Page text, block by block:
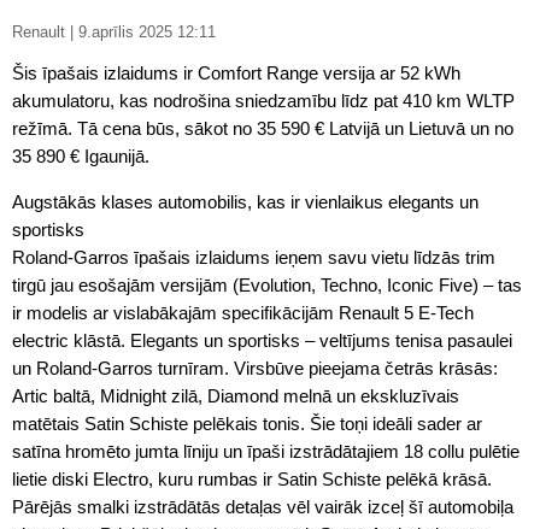
Renault | 9.aprīlis 2025 12:11
Šis īpašais izlaidums ir Comfort Range versija ar 52 kWh
akumulatoru, kas nodrošina sniedzamību līdz pat 410 km WLTP
režīmā. Tā cena būs, sākot no 35 590 € Latvijā un Lietuvā un no
35 890 € Igaunijā.
Augstākās klases automobilis, kas ir vienlaikus elegants un
sportisks
Roland-Garros īpašais izlaidums ieņem savu vietu līdzās trim
tirgū jau esošajām versijām (Evolution, Techno, Iconic Five) – tas
ir modelis ar vislabākajām specifikācijām Renault 5 E-Tech
electric klāstā. Elegants un sportisks – veltījums tenisa pasaulei
un Roland-Garros turnīram. Virsbūve pieejama četrās krāsās:
Artic baltā, Midnight zilā, Diamond melnā un ekskluzīvais
matētais Satin Schiste pelēkais tonis. Šie toņi ideāli sader ar
satīna hromēto jumta līniju un īpaši izstrādātajiem 18 collu pulētie
lietie diski Electro, kuru rumbas ir Satin Schiste pelēkā krāsā.
Pārējās smalki izstrādātās detaļas vēl vairāk izceļ šī automobiļa